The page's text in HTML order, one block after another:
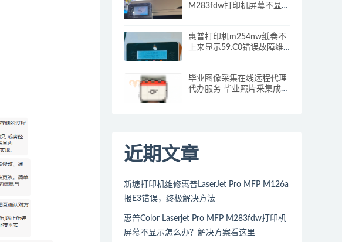
M283fdw打印机屏幕不显示
惠普打印机m254nw纸卷不
上来显示59.C0错误故障维
毕业图像采集在线远程代理
代办服务 毕业照片采集成功
近期文章
新塘打印机维修惠普LaserJet Pro MFP M126a
报E3错误，终极解决方法
惠普Color Laserjet Pro MFP M283fdw打印机
屏幕不显示怎么办？解决方案看这里